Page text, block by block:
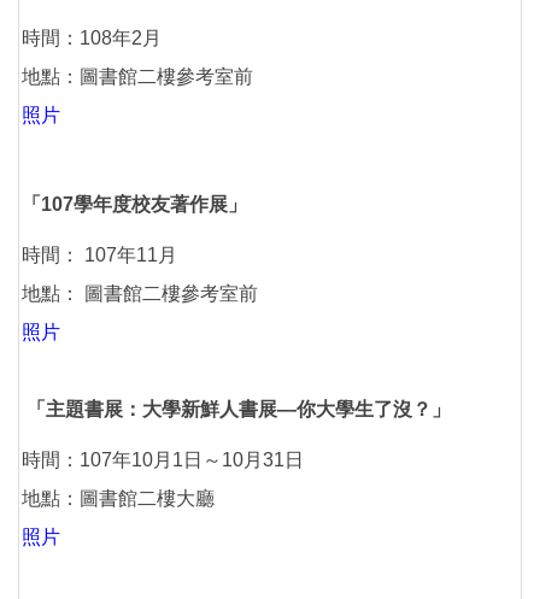
時間：108年2月
地點：圖書館二樓參考室前
照片
「107學年度校友著作展」
時間： 107年11月
地點： 圖書館二樓參考室前
照片
「主題書展：大學新鮮人書展—你大學生了沒？」
時間：107年10月1日～10月31日
地點：圖書館二樓大廳
照片